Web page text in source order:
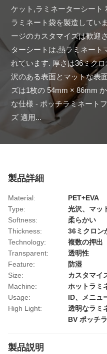
ケット,ラミネーターシート
ラミネート袋を製造してい
ージのカスタマイズは歓迎
ターシートは,熱ラミネート
れています. 厚さは36ミク
沢のある表面とマットな表
ズは1枚の 54mm × 86mm
な仕様 - ポッチラミネート
ズ 適用...
製品詳細
Material:
PET+EVA
Type:
光沢、マッ
Softness:
柔らかい
Thickness:
36ミクロン
Technology:
複数の押出
Transparent:
透明性
Feature:
防湿
Size:
カスタマイ
Machine:
ホットラミ
Usage:
ID、メニュ
High Light:
透明なラミ
BV ポッチ
製品説明